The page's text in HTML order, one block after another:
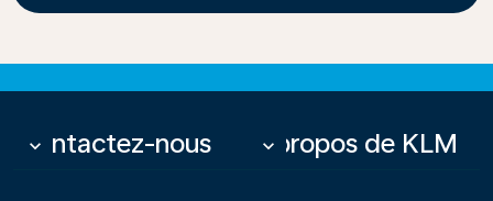
Contactez-nous
keyboard_arrow_down À propos de KLM
keyboard_arrow_down